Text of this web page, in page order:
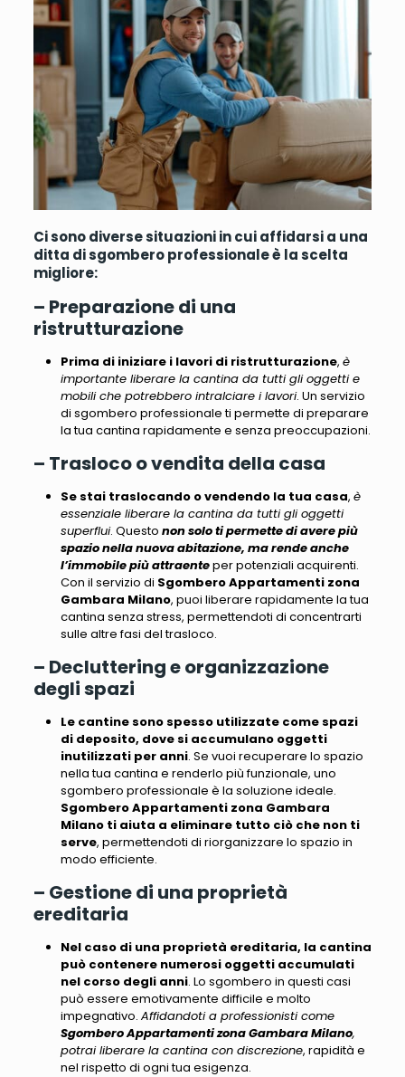
Ci sono diverse situazioni in cui affidarsi a una
ditta di sgombero professionale è la scelta
migliore:
– Preparazione di una
ristrutturazione
Prima di iniziare i lavori di ristrutturazione, è
importante liberare la cantina da tutti gli oggetti e
mobili che potrebbero intralciare i lavori. Un servizio
di sgombero professionale ti permette di preparare
la tua cantina rapidamente e senza preoccupazioni.
– Trasloco o vendita della casa
Se stai traslocando o vendendo la tua casa, è
essenziale liberare la cantina da tutti gli oggetti
superflui. Questo non solo ti permette di avere più
spazio nella nuova abitazione, ma rende anche
l’immobile più attraenteper potenziali acquirenti.
Con il servizio di Sgombero Appartamenti zona
Gambara Milano, puoi liberare rapidamente la tua
cantina senza stress, permettendoti di concentrarti
sulle altre fasi del trasloco.
– Decluttering e organizzazione
degli spazi
Le cantine sono spesso utilizzate come spazi
di deposito, dove si accumulano oggetti
inutilizzati per anni. Se vuoi recuperare lo spazio
nella tua cantina e renderlo più funzionale, uno
sgombero professionale è la soluzione ideale.
Sgombero Appartamenti zona Gambara
Milano ti aiuta a eliminare tutto ciò che non ti
serve, permettendoti di riorganizzare lo spazio in
modo efficiente.
– Gestione di una proprietà
ereditaria
Nel caso di una proprietà ereditaria, la cantina
può contenere numerosi oggetti accumulati
nel corso degli anni. Lo sgombero in questi casi
può essere emotivamente difficile e molto
impegnativo. Affidandoti a professionisti come
Sgombero Appartamenti zona Gambara Milano,
potrai liberare la cantina con discrezione, rapidità e
nel rispetto di ogni tua esigenza.